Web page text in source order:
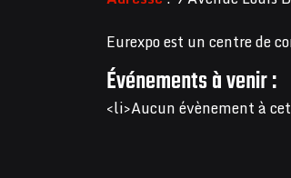
Eurexpo est un centre de
Événements à venir :
<li>Aucun évènement à